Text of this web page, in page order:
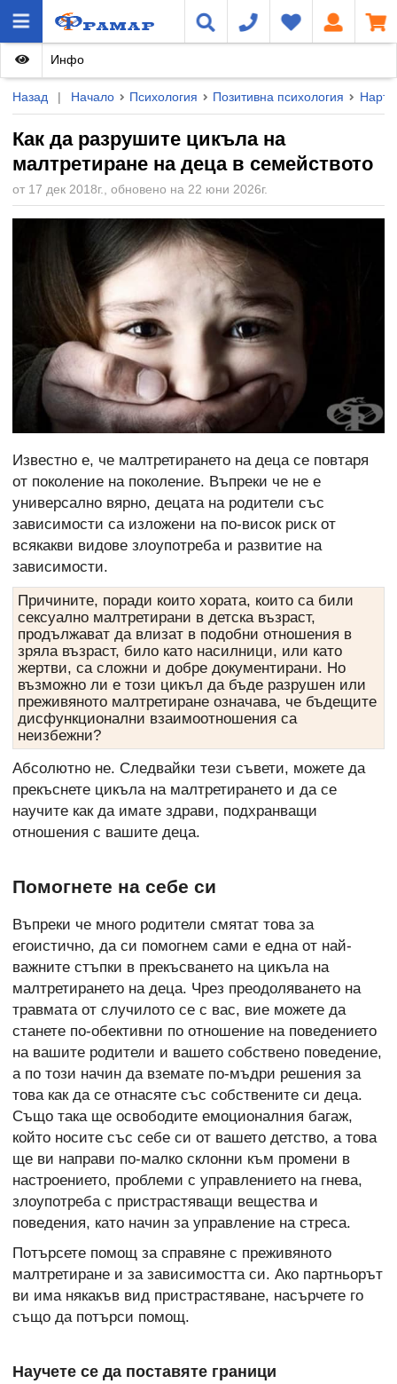
Назад | Начало Психология Позитивна психология
Как да разрушите цикъла на
малтретиране на деца в семейството
от 17 дек 2018г., обновено на 22 юни 2026г.
Инфо
Известно е, че малтретирането на деца се повтаря
от поколение на поколение. Въпреки че не е
универсално вярно, децата на родители със
зависимости са изложени на по-висок риск от
всякакви видове злоупотреба и развитие на
зависимости.
Причините, поради които хората, които са били
сексуално малтретирани в детска възраст,
продължават да влизат в подобни отношения в
зряла възраст, било като насилници, или като
жертви, са сложни и добре документирани. Но
възможно ли е този цикъл да бъде разрушен или
преживяното малтретиране означава, че бъдещите
дисфункционални взаимоотношения са
неизбежни?
Абсолютно не. Следвайки тези съвети, можете да
прекъснете цикъла на малтретирането и да се
научите как да имате здрави, подхранващи
отношения с вашите деца.
Помогнете на себе си
Въпреки че много родители смятат това за
егоистично, да си помогнем сами е една от най-
важните стъпки в прекъсването на цикъла на
малтретирането на деца. Чрез преодоляването на
травмата от случилото се с вас, вие можете да
станете по-обективни по отношение на поведението
на вашите родители и вашето собствено поведение,
а по този начин да вземате по-мъдри решения за
това как да се отнасяте със собствените си деца.
Също така ще освободите емоционалния багаж,
който носите със себе си от вашето детство, а това
ще ви направи по-малко склонни към промени в
настроението, проблеми с управлението на гнева,
злоупотреба с пристрастяващи вещества и
поведения, като начин за управление на стреса.
Потърсете помощ за справяне с преживяното
малтретиране и за зависимостта си. Ако партньорът
ви има някакъв вид пристрастяване, насърчете го
също да потърси помощ.
Научете се да поставяте граници